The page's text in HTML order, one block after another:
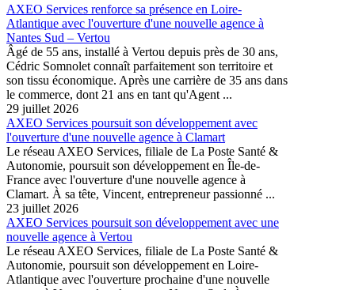
AXEO Services renforce sa présence en Loire-
Atlantique avec l'ouverture d'une nouvelle agence à
Nantes Sud – Vertou
Âgé de 55 ans, installé à Vertou depuis près de 30 ans,
Cédric Somnolet connaît parfaitement son territoire et
son tissu économique. Après une carrière de 35 ans dans
le commerce, dont 21 ans en tant qu'Agent ...
29 juillet 2026
AXEO Services poursuit son développement avec
l'ouverture d'une nouvelle agence à Clamart
Le réseau AXEO Services, filiale de La Poste Santé &
Autonomie, poursuit son développement en Île-de-
France avec l'ouverture d'une nouvelle agence à
Clamart. À sa tête, Vincent, entrepreneur passionné ...
23 juillet 2026
AXEO Services poursuit son développement avec une
nouvelle agence à Vertou
Le réseau AXEO Services, filiale de La Poste Santé &
Autonomie, poursuit son développement en Loire-
Atlantique avec l'ouverture prochaine d'une nouvelle